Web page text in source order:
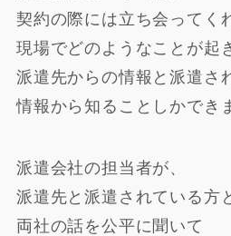
契約の際には立ち会ってく
現場でどのようなことが起
派遣先からの情報と派遣さ
情報から知ることしかでき
派遣会社の担当者が、
派遣先と派遣されている方
両社の話を公平に聞いて